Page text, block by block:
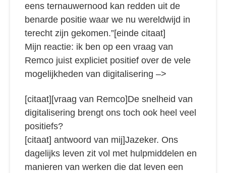
eens ternauwernood kan redden uit de
benarde positie waar we nu wereldwijd in
terecht zijn gekomen.”[einde citaat]
Mijn reactie: ik ben op een vraag van
Remco juist expliciet positief over de vele
mogelijkheden van digitalisering –>
[citaat][vraag van Remco]De snelheid van
digitalisering brengt ons toch ook heel veel
positiefs?
[citaat] antwoord van mij]Jazeker. Ons
dagelijks leven zit vol met hulpmiddelen en
manieren van werken die dat leven een